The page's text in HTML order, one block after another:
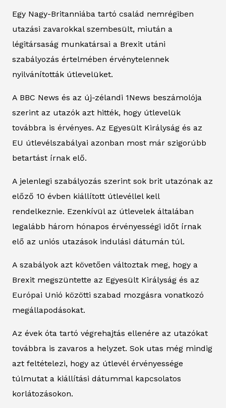
Egy Nagy-Britanniába tartó család nemrégiben
utazási zavarokkal szembesült, miután a
légitársaság munkatársai a Brexit utáni
szabályozás értelmében érvénytelennek
nyilvánították útlevelüket.
A BBC News és az új-zélandi 1News beszámolója
szerint az utazók azt hitték, hogy útlevelük
továbbra is érvényes. Az Egyesült Királyság és az
EU útlevélszabályai azonban most már szigorúbb
betartást írnak elő.
A jelenlegi szabályozás szerint sok brit utazónak az
előző 10 évben kiállított útlevéllel kell
rendelkeznie. Ezenkívül az útlevelek általában
legalább három hónapos érvényességi időt írnak
elő az uniós utazások indulási dátumán túl.
A szabályok azt követően változtak meg, hogy a
Brexit megszüntette az Egyesült Királyság és az
Európai Unió közötti szabad mozgásra vonatkozó
megállapodásokat.
Az évek óta tartó végrehajtás ellenére az utazókat
továbbra is zavaros a helyzet. Sok utas még mindig
azt feltételezi, hogy az útlevél érvényessége
túlmutat a kiállítási dátummal kapcsolatos
korlátozásokon.